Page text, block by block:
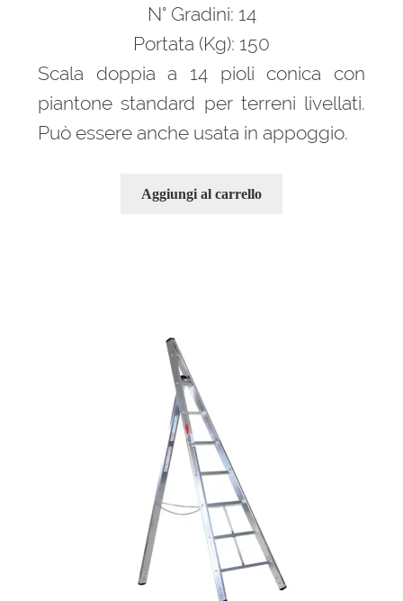
originale
400,00 €.
N° Gradini: 14
Portata (Kg): 150
Scala doppia a 14 pioli conica con
piantone standard per terreni livellati.
Può essere anche usata in appoggio.
Aggiungi al carrello